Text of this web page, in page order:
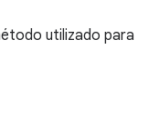
utilizado para